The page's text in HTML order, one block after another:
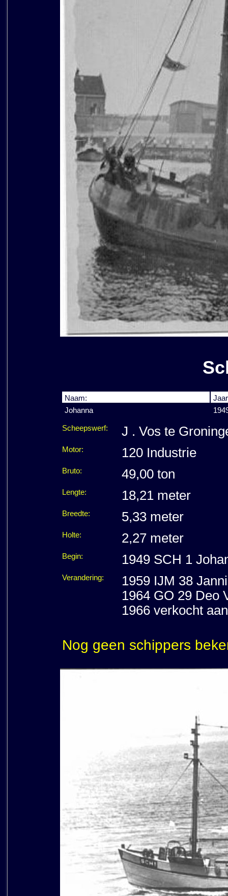
Naam:
Johanna
Scheepswerf: J . Vos te
Motor: 120 Industrie
Bruto: 49,00 ton
Lengte: 18,21 meter
Breedte: 5,33 meter
Holte: 2,27 meter
Begin: 1949 SCH 1
Verandering:
1959 IJM 38
1964 GO 29 Deo
1966 verkocht
Nog geen schippers